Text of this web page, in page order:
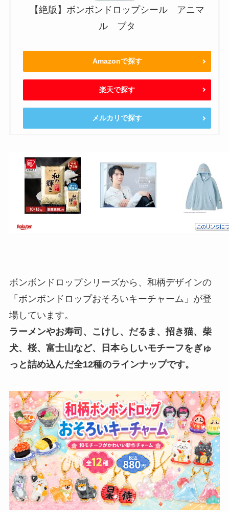
【絶版】ボンボンドロップシール アニマ
ル ブタ
Amazonで探す
楽天で探す
メルカリで探す
ボンボンドロップシリーズから、和柄デザインの
「ボンボンドロップおそろいキーチャーム」が登
場しています。
ラーメンやお寿司、こけし、だるま、招き猫、柴
犬、桜、富士山など、日本らしいモチーフをぎゅ
っと詰め込んだ全12種のラインナップです。